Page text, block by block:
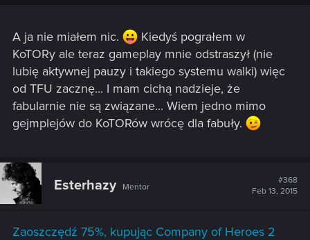
A ja nie miałem nic.
Kiedyś pograłem w
KoTORy ale teraz gameplay mnie odstraszył (nie
lubię aktywnej pauzy i takiego systemu walki) więc
od TFU zacznę... I mam cichą nadzieje, że
fabularnie nie są związane... Wiem jedno mimo
gejmplejów do KoTORów wrócę dla fabuły.
Esterhazy Mentor
#368
Feb 13, 2015
Zaoszczędź 75%, kupując Company of Heroes 2